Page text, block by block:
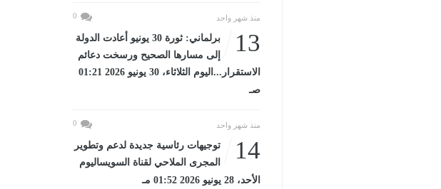
منذ شهر واحد 0
13
برلماني: ثورة 30 يونيو أعادت الدولة
إلى مسارها الصحيح ورسخت دعائم
الاستقرار...اليوم الثلاثاء، 30 يونيو 2026 01:21
صـ
منذ شهر واحد 0
14
توجيهات رئاسية جديدة لدعم وتطوير
المجرى الملاحي لقناة السويساليوم
الأحد، 28 يونيو 2026 01:52 مـ